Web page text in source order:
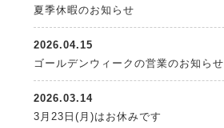
夏季休暇のお知らせ
2026.04.15
ゴールデンウィークの営業のお知らせ
2026.03.14
3月23日(月)はお休みです